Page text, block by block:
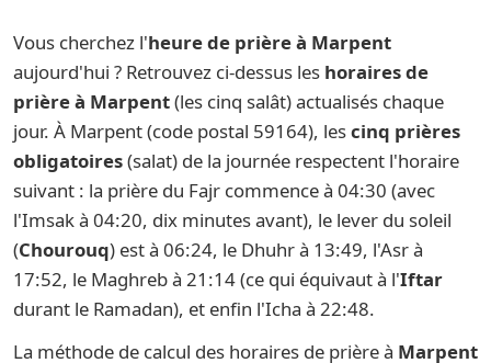
Vous cherchez l'heure de prière à Marpent
aujourd'hui ? Retrouvez ci-dessus les horaires de
prière à Marpent(les cinq salât) actualisés chaque
jour. À Marpent (code postal 59164), lescinq prières
obligatoires(salat) de la journée respectent l'horaire
suivant : la prière du Fajr commence à 04:30 (avec
l'Imsak à 04:20, dix minutes avant), le lever du soleil
(Chourouq) est à 06:24, le Dhuhr à 13:49, l'Asr à
17:52, le Maghreb à 21:14 (ce qui équivaut à l'Iftar
durant le Ramadan), et enfin l'Icha à 22:48.
La méthode de calcul des horaires de prière à Marpent